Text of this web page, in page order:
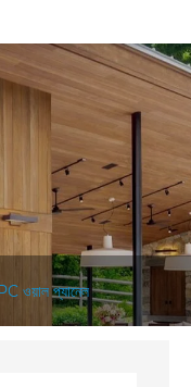
ওয়াল প্যানেল